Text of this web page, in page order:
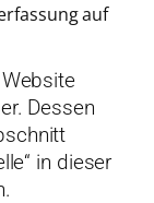
auf
Dessen
in dieser